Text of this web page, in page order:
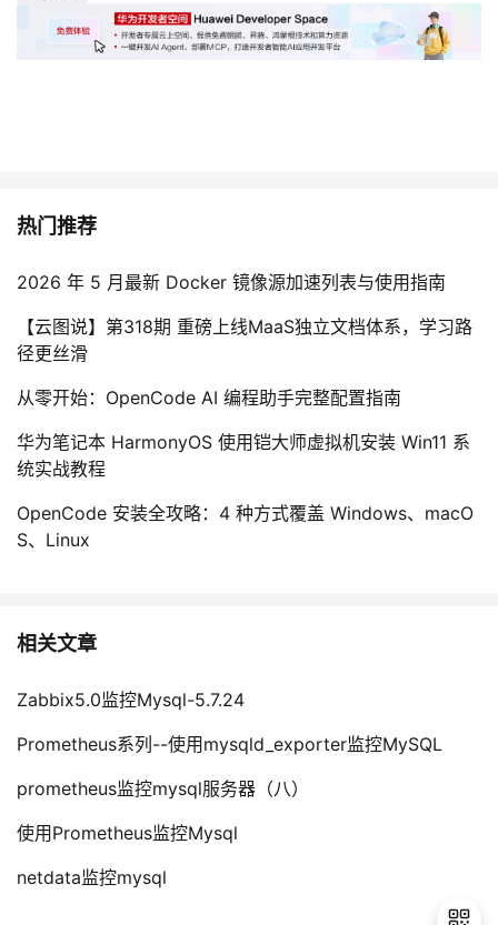
热门推荐
2026 年 5 月最新 Docker 镜像源加速列表与使用指南
【云图说】第318期 重磅上线MaaS独立文档体系，学习路
径更丝滑
从零开始：OpenCode AI 编程助手完整配置指南
华为笔记本 HarmonyOS 使用铠大师虚拟机安装 Win11 系
统实战教程
OpenCode 安装全攻略：4 种方式覆盖 Windows、macO
S、Linux
相关文章
Zabbix5.0监控Mysql-5.7.24
Prometheus系列--使用mysqld_exporter监控MySQL
prometheus监控mysql服务器（八）
使用Prometheus监控Mysql
netdata监控mysql